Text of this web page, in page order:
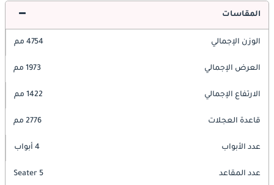
المقاسات
الوزن الإجمالي 4754 مم
العرض الإجمالي 1973 مم
الارتفاع الإجمالي 1422 مم
قاعدة العجلات 2776 مم
عدد الأبواب 4 أبواب
عدد المقاعد 5 Seater